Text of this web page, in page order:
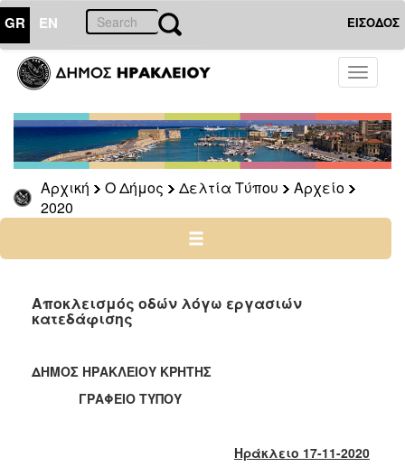
GR EN ΕΙΣΟΔΟΣ
Toggle
Αρχική Ο Δήμος Δελτία Τύπου
Αρχείο
2020
ΔΗΜΟΣ
Δελτία
Τύπου
Αρχείο
2026
2025
2022
2021
2019
2018
Αποκλεισμός οδών λόγω εργασιών
κατεδάφισης
ΔΗΜΟΣ ΗΡΑΚΛΕΙΟΥ ΚΡΗΤΗΣ
ΓΡΑΦΕΙΟ ΤΥΠΟΥ
Ηράκλειο 17-11-2020